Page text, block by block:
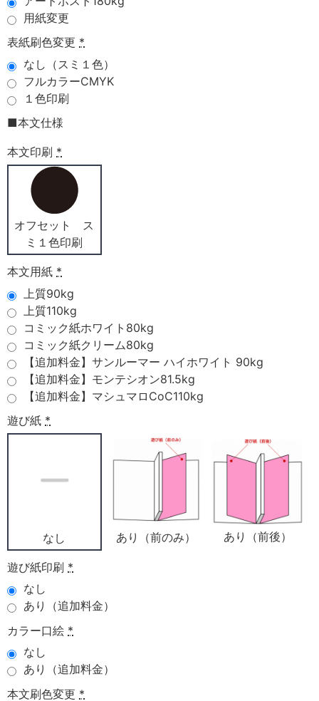
用紙変更
表紙刷色変更 *
なし（スミ１色）
フルカラーCMYK
１色印刷
■本文仕様
本文印刷 *
オフセット ス
ミ１色印刷
本文用紙 *
上質90kg
上質110kg
コミック紙ホワイト80kg
コミック紙クリーム80kg
【追加料金】サンルーマー ハイホワイト 90kg
【追加料金】モンテシオン81.5kg
【追加料金】マシュマロCoC110kg
遊び紙 *
なし あり（前のみ） あり（前後）
遊び紙印刷 *
なし
あり（追加料金）
カラー口絵 *
なし
あり（追加料金）
本文刷色変更 *